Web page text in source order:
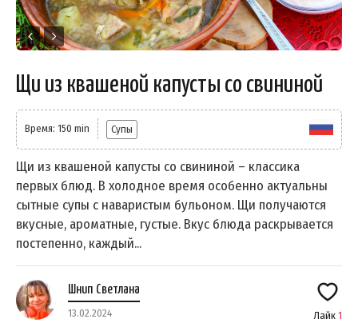
Щи из квашеной капусты со свининой
Время: 150 min Супы
Щи из квашеной капусты со свининой – классика
первых блюд. В холодное время особенно актуальны
сытные супы с наваристым бульоном. Щи получаются
вкусные, ароматные, густые. Вкус блюда раскрывается
постепенно, каждый...
Шнип Светлана
13.02.2024 Лайк 1